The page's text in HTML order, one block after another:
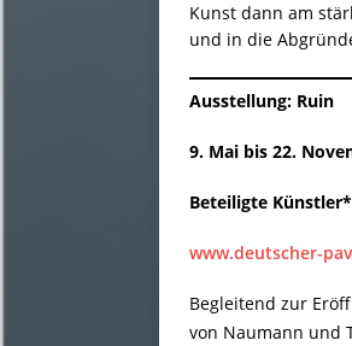
Kunst dann am
und in die
Ausstellung: Ruin
9. Mai bis 22.
Beteiligte
www.deutscher-
Begleitend zur
von Naumann und